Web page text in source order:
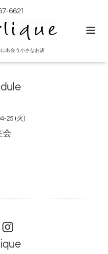
6621
出会う小さなお店
25 (火)
会